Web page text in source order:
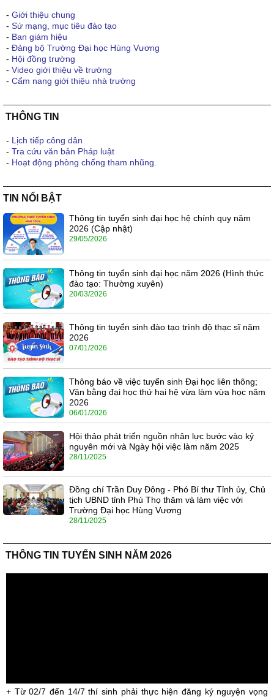
- Giới thiệu chung
- Sứ mạng, mục tiêu đào tạo
- Ban giám hiệu
- Đảng bộ Trường Đại học Hùng Vương
- Hội đồng trường
- Video giới thiệu về trường
- Cẩm nang giới thiệu nhà trường
THÔNG TIN
- Lịch tiếp công dân
- Tra cứu văn bản Pháp luật
- Hoạt động phòng chống tham nhũng.
TIN NỔI BẬT
Thông tin tuyển sinh đại học hệ chính quy năm
2026 (Cập nhật)
29/05/2026
Thông tin tuyển sinh đại học năm 2026 (Hình thức
đào tạo: Thường xuyên)
20/03/2026
Thông tin tuyển sinh đào tạo trình độ thạc sĩ năm
2026
07/01/2026
Thông báo về việc tuyển sinh Đại học liên thông;
Văn bằng đại học thứ hai hệ vừa làm vừa học năm
2026
06/01/2026
Hội thảo phát triển nguồn nhân lực bước vào kỷ
nguyên mới và Ngày hội việc làm năm 2025
28/11/2025
Đồng chí Trần Duy Đông - Phó Bí thư Tỉnh ủy, Chủ
tịch UBND tỉnh Phú Thọ thăm và làm việc với
Trường Đại học Hùng Vương
28/11/2025
THÔNG TIN TUYỂN SINH NĂM 2026
+ Từ 02/7 đến 14/7 thí sinh phải thực hiện đăng ký nguyện vọng